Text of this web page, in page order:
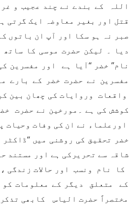
اللہ کے بندے نے چند عجیب و
قتل اور بغیر معاوضہ ایک گرتی
صبر نہ ہو سکا اور آپ ان باتوں
دیا ۔ لیکن حضرت موسی کا
نام’’ خضر ‘‘آیا ہے اور
مفسرین نے حضرت خضر کے بارے
واقعات وروایات کی چھان بین
کوشش کی ہے ۔مورخین نے حضرت
اورعلماء نے ان کی وفات وحیات
خضر تحقیق کی روشنی میں
شاقہ سے تحریرکی ہے اور مستند
کا نام ونسب اور حالات
کے متعلق دیگر کے معلومات
مختصراً حضرت الیاس کابھی